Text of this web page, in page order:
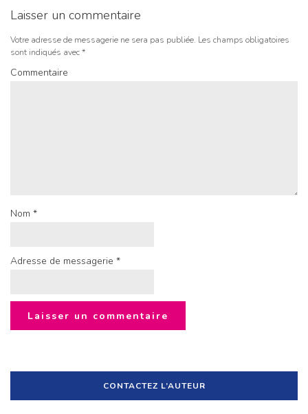
Laisser un commentaire
Votre adresse de messagerie ne sera pas publiée. Les champs obligatoires
sont indiqués avec*
Commentaire
Nom *
Adresse de messagerie *
CONTACTEZ L’AUTEUR